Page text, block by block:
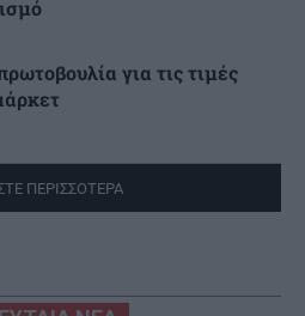
για τις τιμές
ΠΕΡΙΣΣΟΤΕΡΑ